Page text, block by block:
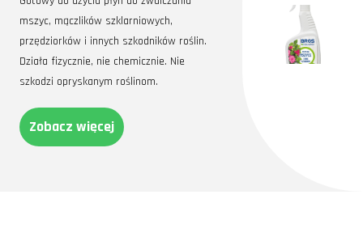
mszyc, mączlików szklarniowych,
przędziorków i innych szkodników roślin.
Działa fizycznie, nie chemicznie. Nie
szkodzi opryskanym roślinom.
Zobacz więcej